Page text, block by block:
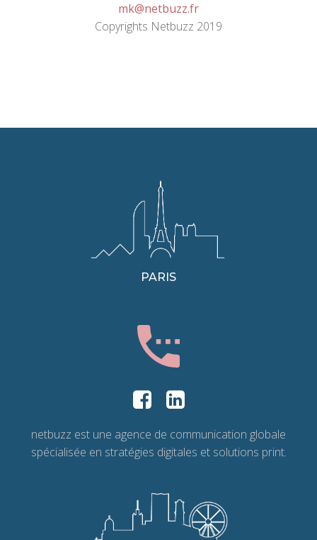
mk@netbuzz.fr
Copyrights Netbuzz 2019
PARIS
netbuzz est une agence de communication globale
spécialisée en stratégies digitales et solutions print.